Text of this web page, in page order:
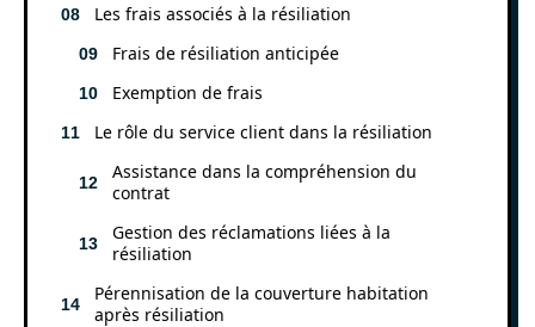
Les frais associés à la résiliation
Frais de résiliation anticipée
Exemption de frais
Le rôle du service client dans la résiliation
Assistance dans la compréhension du
contrat
Gestion des réclamations liées à la
résiliation
Pérennisation de la couverture habitation
après résiliation